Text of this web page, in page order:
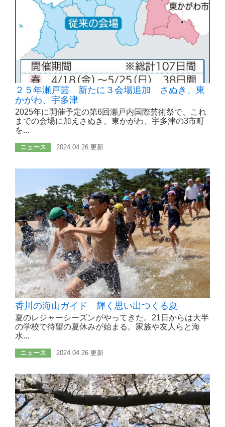
２５年瀬戸芸 新たに３会場追加 さぬき、東
かがわ、宇多津
2025年に開催予定の第6回瀬戸内国際芸術祭で、これ
までの会場に加えさぬき、東かがわ、宇多津の3市町
を...
ニュース 2024.04.26 更新
香川の海山ガイド 輝く思い出つくる夏
夏のレジャーシーズンがやってきた。21日からは大半
の学校で待望の夏休みが始まる。家族や友人らと海
水...
ニュース 2024.04.26 更新